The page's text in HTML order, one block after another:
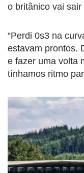
o britânico vai sair
“Perdi 0s3 na
estavam prontos.
e fazer uma volta
tínhamos ritmo